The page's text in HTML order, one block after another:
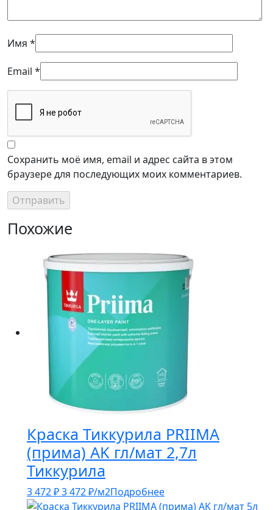
Имя *
Email *
Сохранить моё имя, email и адрес сайта в этом
браузере для последующих моих комментариев.
Похожие
Краска Тиккурила PRIIMA
(прима) AK гл/мат 2,7л
Тиккурила
3 472₽3 472₽/м2Подробнее